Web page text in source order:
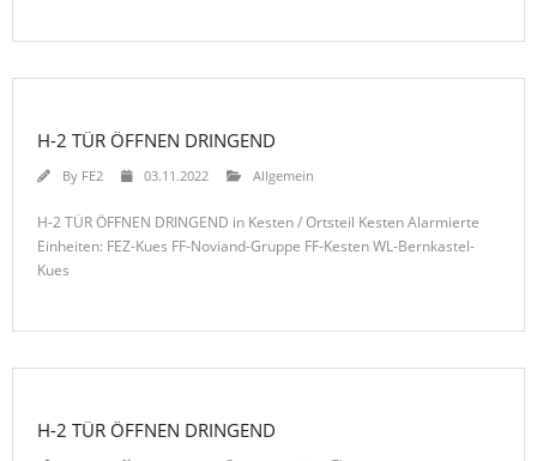
H-2 TÜR ÖFFNEN DRINGEND
By FE2 03.11.2022 Allgemein
H-2 TÜR ÖFFNEN DRINGEND in Kesten / Ortsteil Kesten Alarmierte
Einheiten: FEZ-Kues FF-Noviand-Gruppe FF-Kesten WL-Bernkastel-
Kues
H-2 TÜR ÖFFNEN DRINGEND